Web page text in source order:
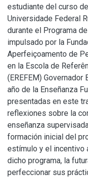
estudiante del curso
Universidade Federal
durante el Programa
impulsado por la
Aperfeiçoamento de
en la Escola de
(EREFEM) Governador
año de la Enseñanza
presentadas en este
reflexiones sobre la
enseñanza
formación inicial del
estímulo y el incentivo
dicho programa, la
perfeccionar sus